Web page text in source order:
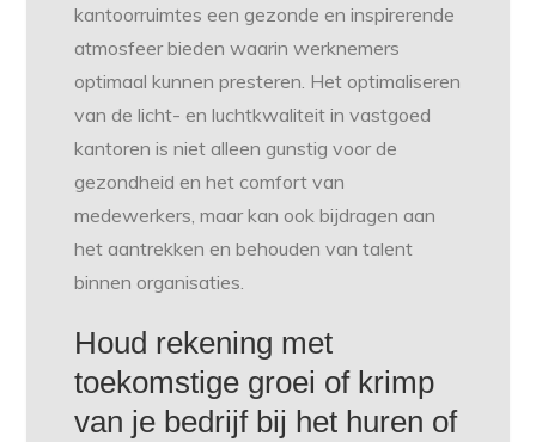
kantoorruimtes een gezonde en inspirerende
atmosfeer bieden waarin werknemers
optimaal kunnen presteren. Het optimaliseren
van de licht- en luchtkwaliteit in vastgoed
kantoren is niet alleen gunstig voor de
gezondheid en het comfort van
medewerkers, maar kan ook bijdragen aan
het aantrekken en behouden van talent
binnen organisaties.
Houd rekening met
toekomstige groei of krimp
van je bedrijf bij het huren of